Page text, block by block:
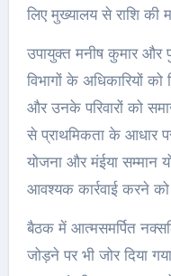
लिए मुख्यालय से राशि की
उपायुक्त मनीष कुमार और
विभागों के अधिकारियों को
और उनके परिवारों को
से प्राथमिकता के आधार
योजना और मंईया सम्मान
आवश्यक कार्रवाई करने
बैठक में आत्मसमर्पित
जोड़ने पर भी जोर दिया